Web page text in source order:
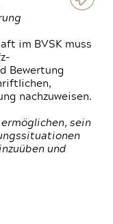
im BVSK muss
Bewertung
nachzuweisen.
sein
und